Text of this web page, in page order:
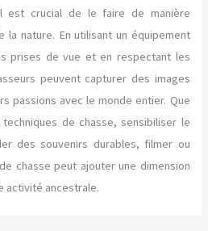
est crucial de le faire de manière
nature. En utilisant un équipement
prises de vue et en respectant les
peuvent capturer des images
passions avec le monde entier. Que
de chasse, sensibiliser le
des souvenirs durables, filmer ou
chasse peut ajouter une dimension
activité ancestrale.